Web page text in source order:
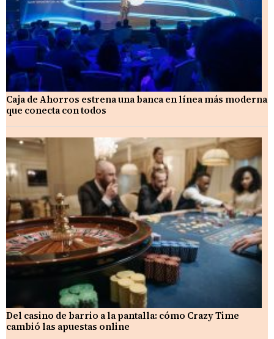
Caja de Ahorros estrena una banca en línea más moderna
que conecta con todos
Del casino de barrio a la pantalla: cómo Crazy Time
cambió las apuestas online